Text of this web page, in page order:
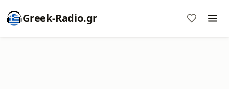
Greek-Radio.gr